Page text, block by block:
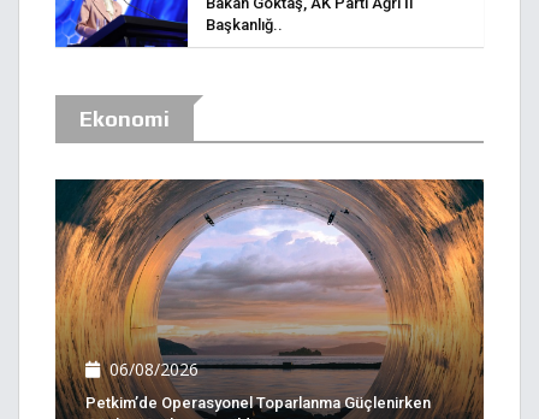
Başkanlığ..
Ekonomi
06/08/2026
Petkim’de Operasyonel Toparlanma Güçlenirken